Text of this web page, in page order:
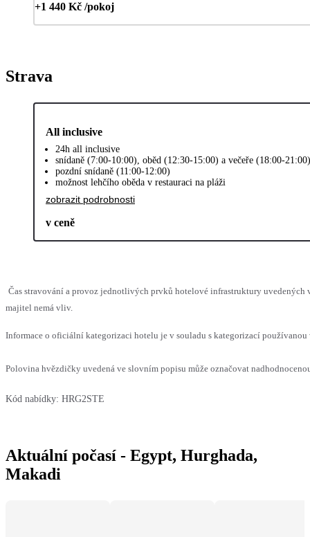
+1 440 Kč /pokoj
Strava
All inclusive
24h all inclusive
snídaně (7:00-10:00), oběd (12:30-15:00) a večeře (18:00-
pozdní snídaně (11:00-12:00)
možnost lehčího oběda v restauraci na pláži
zobrazit podrobnosti
v ceně
Čas stravování a provoz jednotlivých prvků hotelové infrastruktury uvedených
majitel nemá vliv.
Informace o oficiální kategorizaci hotelu je v souladu s kategorizací
Polovina hvězdičky uvedená ve slovním popisu může označovat
Kód nabídky: HRG2STE
Aktuální počasí - Egypt, Hurghada,
Makadi